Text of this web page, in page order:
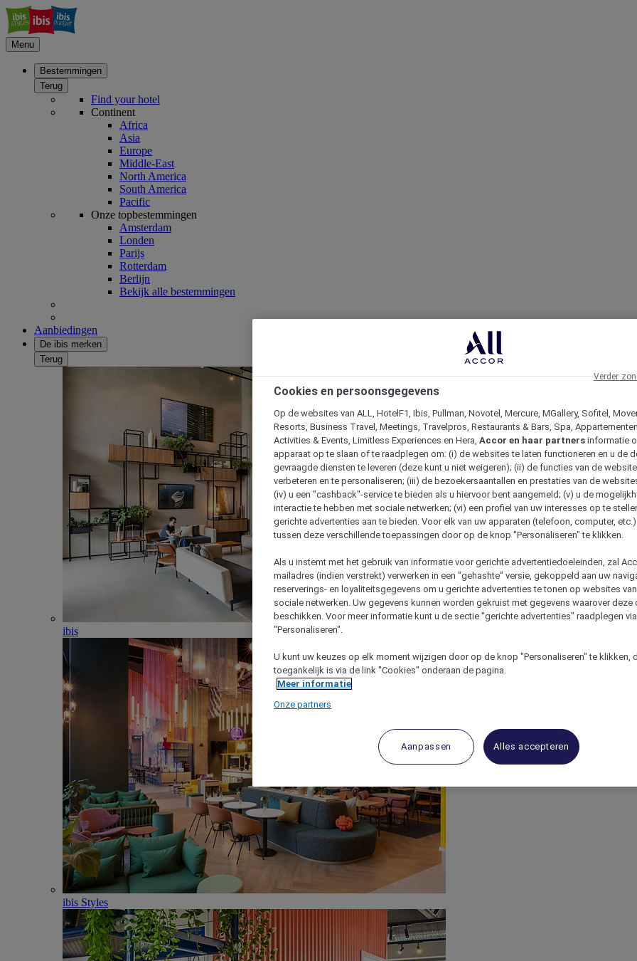
Menu
Bestemmingen
Terug
Find your hotel
Continent
Africa
Asia
Europe
Middle-East
North America
South America
Pacific
Onze topbestemmingen
Amsterdam
Londen
Parijs
Rotterdam
Berlijn
Bekijk alle bestemmingen
Aanbiedingen
De ibis merken
Terug
ibis
ibis Styles
Cookies en persoonsgegevens
Op de websites van ALL, HotelF1, Ibis, Pullman, Novotel, Mercure, MGallery, Sofitel,
Resorts, Business Travel, Meetings, Travelpros, Restaurants & Bars, Spa,
Activities & Events, Limitless Experiences en Hera, Accor en haar partners informatie
apparaat op te slaan of te raadplegen om: (i) de websites te laten functioneren en u de
gevraagde diensten te leveren (deze kunt u niet weigeren); (ii) de functies van de
verbeteren en te personaliseren; (iii) de bezoekersaantallen en prestaties van de
(iv) u een "cashback"-service te bieden als u hiervoor bent aangemeld; (v) u de
interactie te hebben met sociale netwerken; (vi) een profiel van uw interesses op te
gerichte advertenties aan te bieden. Voor elk van uw apparaten (telefoon, computer,
tussen deze verschillende toepassingen door op de knop "Personaliseren" te klikken.
Als u instemt met het gebruik van informatie voor gerichte advertentiedoeleinden, zal
mailadres (indien verstrekt) verwerken in een "gehashte" versie, gekoppeld aan uw
reserverings- en loyaliteitsgegevens om u gerichte advertenties te tonen op websites
sociale netwerken. Uw gegevens kunnen worden gekruist met gegevens waarover deze
beschikken. Voor meer informatie kunt u de sectie "gerichte advertenties" raadplegen
"Personaliseren".
U kunt uw keuzes op elk moment wijzigen door op de knop "Personaliseren" te klikken,
toegankelijk is via de link "Cookies" onderaan de pagina.
Meer informatie
Onze partners
Aanpassen Alles accepteren
Verder